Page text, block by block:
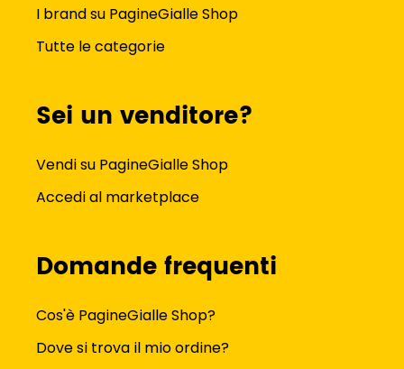
I brand su PagineGialle Shop
Tutte le categorie
Sei un venditore?
Vendi su PagineGialle Shop
Accedi al marketplace
Domande frequenti
Cos'è PagineGialle Shop?
Dove si trova il mio ordine?